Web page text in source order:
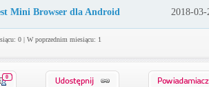
Mini Browser dla Android 2018-03-
0 | W poprzednim miesiącu: 1
0